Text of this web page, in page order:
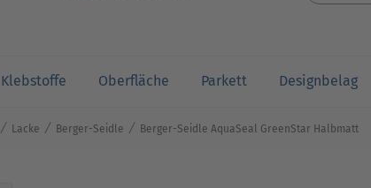
Klebstoffe Oberfläche Parkett Designbelag
⁄ Lacke ⁄ Berger-Seidle ⁄ Berger-Seidle AquaSeal GreenStar Halbmatt